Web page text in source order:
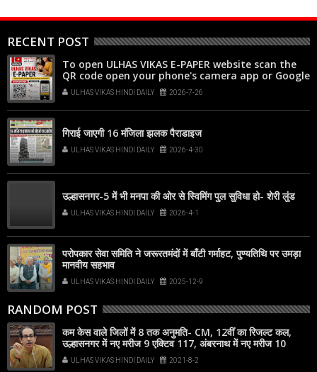
RECENT POST
To open ULHAS VIKAS E-PAPER website scan the
QR code open your phone's camera app or Google
Lens, point it at the code, and tap the web link
popup that appears on your screen
ULHAS VIKAS HINDI DAILY 2026-7-26
गिराई जाएगी 16 मंजिला झलक पैराडाइज
ULHAS VIKAS HINDI DAILY 2026-4-30
उल्हासनगर-5 में भी मनपा की ओर से स्विमिंग पुल सुविधा हो- शेरी लुंड
ULHAS VIKAS HINDI DAILY 2026-4-1
परोपकार सेवा समिति ने जरूरतमंदों में बाँटी गर्माहट, पुण्यतिथि पर उमड़ा
मानवीय सहभाव
ULHAS VIKAS HINDI DAILY 2025-12-9
RANDOM POST
कम केस वाले जिलों में 8 तक अनुमति- CM, 12वीं का रिजल्ट कल,
उल्हासनगर में नए मरीज 9 एक्टिव 117, अंबरनाथ में नए मरीज 10
एक्टिव 153
ULHAS VIKAS HINDI DAILY 2021-8-2